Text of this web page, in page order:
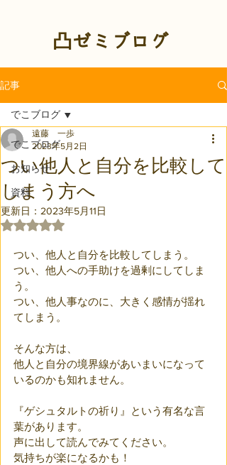
凸ゼミブログ
記事
でこブログ
お知らせ
資料
でこブログ
つい他人と自分を比較して
しまう方へ
遠藤 一歩
2023年5月2日
更新日： 2023年5月11日
5つ星のうちNaNと評価されています。
つい、他人と自分を比較してしまう。
つい、他人への手助けを過剰にしてしま
う。
つい、他人事なのに、大きく感情が揺れ
てしまう。
そんな方は、
他人と自分の境界線があいまいになって
いるのかも知れません。
『ゲシュタルトの祈り』という有名な言
葉があります。
声に出して読んでみてください。
気持ちが楽になるかも！